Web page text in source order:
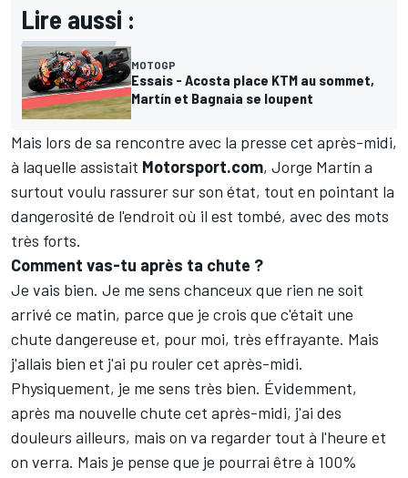
Lire aussi :
MOTOGP
Essais - Acosta place KTM au sommet,
Martín et Bagnaia se loupent
Mais lors de sa rencontre avec la presse cet après-midi,
à laquelle assistait Motorsport.com, Jorge Martín a
surtout voulu rassurer sur son état, tout en pointant la
dangerosité de l'endroit où il est tombé, avec des mots
très forts.
Comment vas-tu après ta chute ?
Je vais bien. Je me sens chanceux que rien ne soit
arrivé ce matin, parce que je crois que c'était une
chute dangereuse et, pour moi, très effrayante. Mais
j'allais bien et j'ai pu rouler cet après-midi.
Physiquement, je me sens très bien. Évidemment,
après ma nouvelle chute cet après-midi, j'ai des
douleurs ailleurs, mais on va regarder tout à l'heure et
on verra. Mais je pense que je pourrai être à 100%